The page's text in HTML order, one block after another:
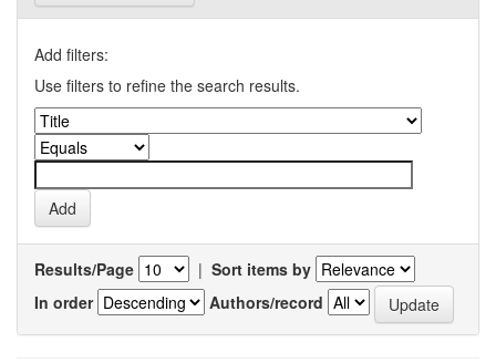
Add filters:
Use filters to refine the search results.
Results/Page | Sort items by
In order
Authors/record